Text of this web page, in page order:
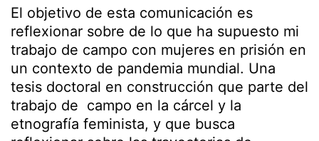
El objetivo de esta comunicación es
reflexionar sobre de lo que ha supuesto mi
trabajo de campo con mujeres en prisión en
un contexto de pandemia mundial. Una
tesis doctoral en construcción que parte del
trabajo de campo en la cárcel y la
etnografía feminista, y que busca